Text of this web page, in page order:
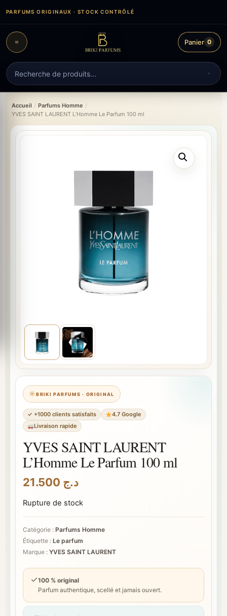
contenu
PARFUMS ORIGINAUX · STOCK CONTRÔLÉ
Recherche
de
produits
Panier 0
Accueil / Parfums Homme /
YVES SAINT LAURENT L’Homme Le Parfum 100 ml
BRIKI PARFUMS · ORIGINAL
✓ +1000 clients satisfaits
4.7 Google
Livraison rapide
YVES SAINT LAURENT
L’Homme Le Parfum 100 ml
د.ج
Rupture de stock
Catégorie : Parfums Homme
Étiquette : Le parfum
Marque : YVES SAINT LAURENT
✓100 % original
Parfum authentique, scellé et jamais ouvert.